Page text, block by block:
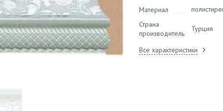
Материал
Страна
производитель
Турция
Все характеристики